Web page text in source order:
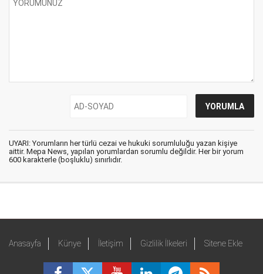
UYARI: Yorumların her türlü cezai ve hukuki sorumluluğu yazan kişiye
aittir. Mepa News, yapılan yorumlardan sorumlu değildir. Her bir yorum
600 karakterle (boşluklu) sınırlıdır.
Anasayfa Künye İletişim Gizlilik İlkeleri Sitene Ekle